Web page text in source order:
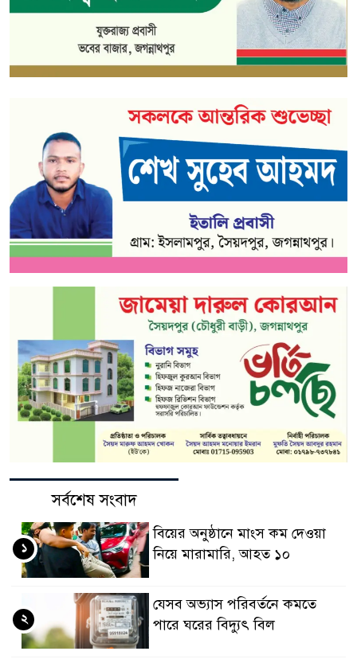
সর্বশেষ সংবাদ
বিয়ের অনুষ্ঠানে মাংস কম দেওয়া
নিয়ে মারামারি, আহত ১০
১
যেসব অভ্যাস পরিবর্তনে কমতে
পারে ঘরের বিদ্যুৎ বিল
২